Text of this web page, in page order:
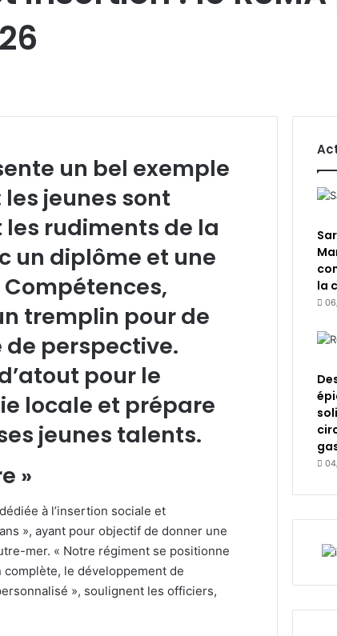
un bel exemple
jeunes sont
rudiments de la
un diplôme et une
tremplin pour de
perspective.
pour le
locale et prépare
jeunes talents.
»
à l’insertion sociale et
», ayant pour objectif de donner une
mer. « Notre régiment se positionne
le développement de
», soulignent les officiers,
la